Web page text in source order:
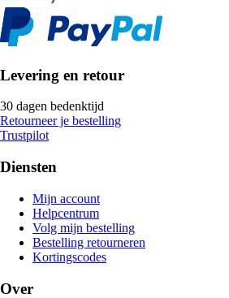
Levering en retour
30 dagen bedenktijd
Retourneer je bestelling
Trustpilot
Diensten
Mijn account
Helpcentrum
Volg mijn bestelling
Bestelling retourneren
Kortingscodes
Over